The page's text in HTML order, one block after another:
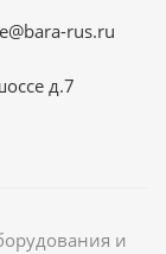
rus.ru
д.7
и